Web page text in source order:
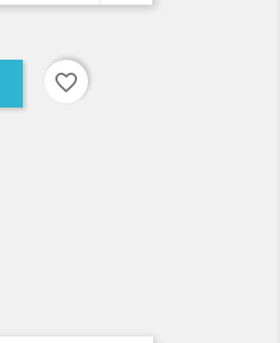
favorite_border